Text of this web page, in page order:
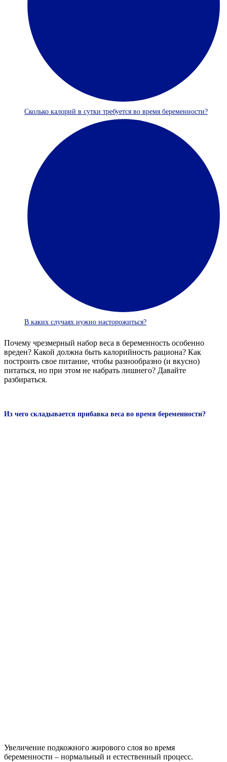
Сколько калорий в сутки требуется во время беременности?
В каких случаях нужно насторожиться?
Почему чрезмерный набор веса в беременность особенно
вреден? Какой должна быть калорийность рациона? Как
построить свое питание, чтобы разнообразно (и вкусно)
питаться, но при этом не набрать лишнего? Давайте
разбираться.
Из чего складывается прибавка веса во время беременности?
Увеличение подкожного жирового слоя во время
беременности – нормальный и естественный процесс.